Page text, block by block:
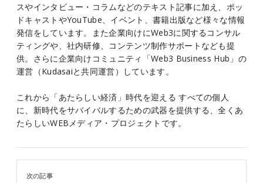
スやインタビュー・コラムなどのテキスト記事に加え、ポッ
ドキャストやYouTube、イベント、書籍出版など様々な情報
発信をしています。また企業向けにWeb3に関するコンサル
ティングや、社内研修、コンテンツ制作サポートなども提
供。さらに企業向けコミュニティ「Web3 Business Hub」の
運営（Kudasaiと共同運営）しています。
これから「あたらしい経済」時代を迎える すべての個人
に、新時代をサバイバルするための武器を提供する、全くあ
たらしいWEBメディア・プロジェクトです。
次の記事